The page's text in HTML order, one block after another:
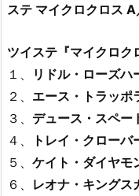
ステ マイクロクロス A
ツイステ『マイクロク
１、
リドル・ローズハ
２、 エース・トラッポ
３、 デュース・スペー
４、
トレイ・クローバ
５、 ケイト・ダイヤモ
６、 レオナ・キングス